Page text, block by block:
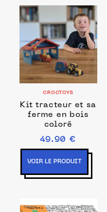
CROCTOYS
Kit tracteur et sa
ferme en bois
coloré
49.90 €
VOIR LE PRODUIT